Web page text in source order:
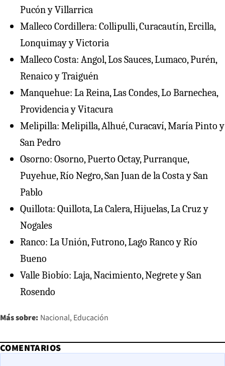
Pucón y Villarrica
Malleco Cordillera: Collipulli, Curacautín, Ercilla,
Lonquimay y Victoria
Malleco Costa: Angol, Los Sauces, Lumaco, Purén,
Renaico y Traiguén
⁠Manquehue: La Reina, Las Condes, Lo Barnechea,
Providencia y Vitacura
Melipilla: Melipilla, Alhué, Curacaví, María Pinto y
San Pedro
Osorno: Osorno, Puerto Octay, Purranque,
Puyehue, Río Negro, San Juan de la Costa y San
Pablo
Quillota: Quillota, La Calera, Hijuelas, La Cruz y
Nogales
Ranco: La Unión, Futrono, Lago Ranco y Río
Bueno
⁠Valle Biobío: Laja, Nacimiento, Negrete y San
Rosendo
Más sobre: Nacional Educación
COMENTARIOS